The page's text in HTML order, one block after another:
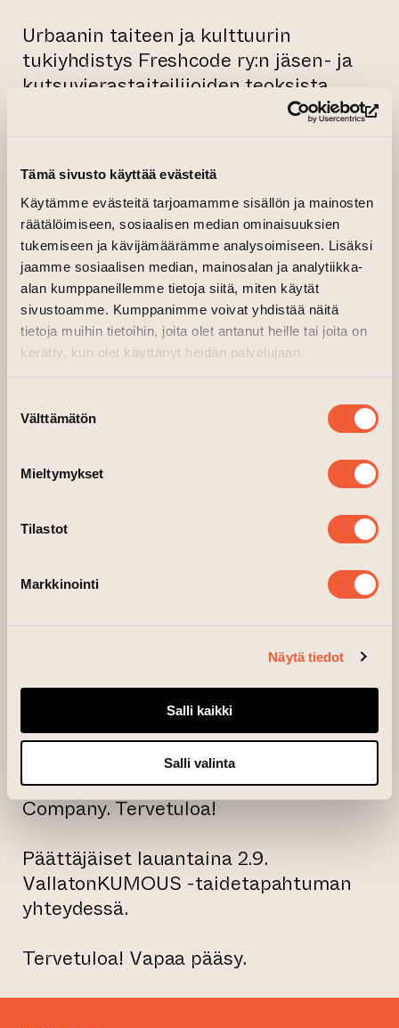
Tämä sivusto käyttää evästeitä
Käytämme evästeitä tarjoamamme sisällön ja mainosten
räätälöimiseen, sosiaalisen median ominaisuuksien
tukemiseen ja kävijämäärämme analysoimiseen. Lisäksi
jaamme sosiaalisen median, mainosalan ja analytiikka-
alan kumppaneillemme tietoja siitä, miten käytät
sivustoamme. Kumppanimme voivat yhdistää näitä
tietoja muihin tietoihin, joita olet antanut heille tai joita on
kerätty, kun olet käyttänyt heidän palvelujaan.
valinta
Välttämätön
Mieltymykset
Tilastot
Markkinointi
Näytä tiedot
Salli kaikki
Salli valinta
Urbaanin taiteen ja kulttuurin
tukiyhdistys Freshcode ry:n jäsen- ja
kutsuvierastaiteilijoiden teoksista
koostuva kuvataidenäyttely. Näyttelyn
taiteilijoita yhdistää jonkinlainen
ja siitä versoaviin teoksiin. Runsaan
parinkymmenen taiteilijan joukossa on
sekä taidekentällä paikkaansa
vakiinnuttaneita että vielä hieman
tuntemattomampia tekijöitä.
Kokonaisuus muodostaa kiinnostavan
katselmuksen tämän päivän
kotimaiseen urbaaniin kuvataiteeseen.
Näyttelyn taiteilijat:
3.10, ALAINE, ALEKSI LIIMATAINEN,
COLT21, EMILIA LINNAVUORI, FELE,
IIDA SARPANIEMI, JARNO
RUOHONEN, JOSE SALMINEN, JUHO
TOISKALLIO, JYRKI NISSINEN, MATTI
NADE, NIINA MANTSINEN, OLLI
PUUKKOMATTI, VIV MAGIA,
METSÄNRANTA
Avajaiset Turun Taiteiden Yönä
torstaina 17.8. klo 17 alkaen. Avajaisissa
mukana KBC / Kakola Brewing
Company. Tervetuloa!
Päättäjäiset lauantaina 2.9.
VallatonKUMOUS -taidetapahtuman
yhteydessä.
Tervetuloa! Vapaa pääsy.